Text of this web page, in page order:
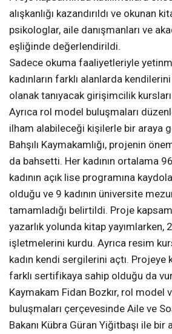
alışkanlığı kazandırıldı ve okunan
psikologlar, aile danışmanları ve
eşliğinde değerlendirildi.
Sadece okuma faaliyetleriyle
kadınların farklı alanlarda
olanak tanıyacak girişimcilik
Ayrıca rol model buluşmaları
ilham alabileceği kişilerle bir araya
Bahşılı Kaymakamlığı, projenin
da bahsetti. Her kadının ortalama
kadının açık lise programına
olduğu ve 9 kadının üniversite
tamamladığı belirtildi. Proje
yazarlık yolunda kitap yayımlarken,
işletmelerini kurdu. Ayrıca resim
kadın kendi sergilerini açtı. Projeye
farklı sertifikaya sahip olduğu da
Kaymakam Fidan Bozkır, rol model
buluşmaları çerçevesinde Aile ve
Bakanı Kübra Güran Yiğitbaşı ile